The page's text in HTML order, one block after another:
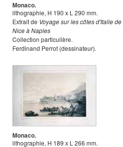
Monaco.
lithographie, H 190 x L 290 mm.
Extrait de Voyage sur les côtes d'Italie de
Nice à Naples
Collection particulière.
Ferdinand Perrot (dessinateur).
Monaco.
lithographie, H 189 x L 266 mm.